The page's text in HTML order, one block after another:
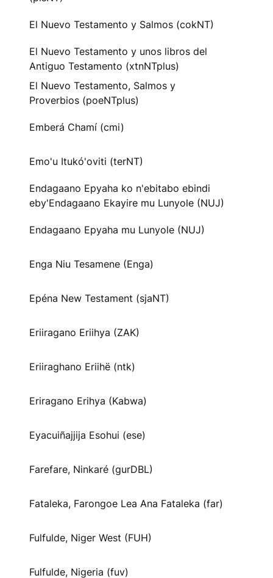
El Nuevo Testamento y Salmos (cokNT)
El Nuevo Testamento y unos libros del
Antiguo Testamento (xtnNTplus)
El Nuevo Testamento, Salmos y
Proverbios (poeNTplus)
Emberá Chamí (cmi)
Emo'u Itukó'oviti (terNT)
Endagaano Epyaha ko n'ebitabo ebindi
eby'Endagaano Ekayire mu Lunyole (NUJ)
Endagaano Epyaha mu Lunyole (NUJ)
Enga Niu Tesamene (Enga)
Epéna New Testament (sjaNT)
Eriiragano Eriihya (ZAK)
Eriiraghano Eriihë (ntk)
Eriragano Erihya (Kabwa)
Eyacuiñajjija Esohui (ese)
Farefare, Ninkaré (gurDBL)
Fataleka, Farongoe Lea Ana Fataleka (far)
Fulfulde, Niger West (FUH)
Fulfulde, Nigeria (fuv)